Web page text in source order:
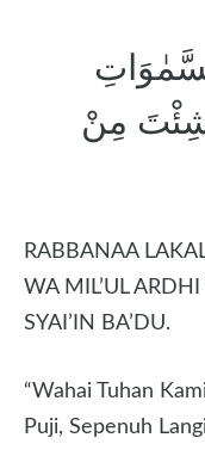
مِنْ
RABBANAA
WA MIL’UL
SYAI’IN BA’DU.
“Wahai Tuhan
Puji, Sepenuh